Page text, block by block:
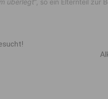
überlegt“, so ein Elternteil zur